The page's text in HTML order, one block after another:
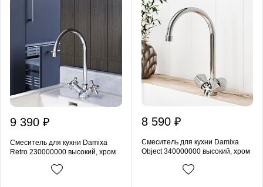
9 390 ₽
Смеситель для кухни Damixa
Retro 230000000 высокий, хром
8 590 ₽
Смеситель для кухни Damixa
Object 340000000 высокий, хром